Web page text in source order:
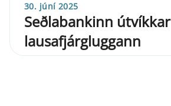
30. júní 2025
Seðlabankinn útvíkkar
lausafjárgluggann